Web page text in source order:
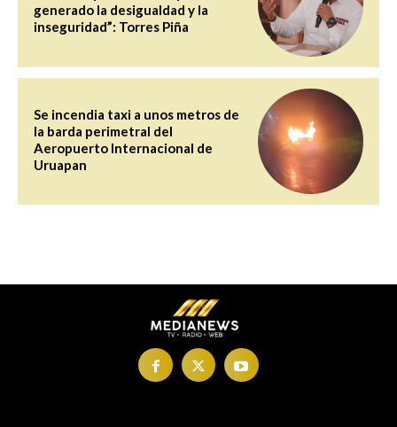
generado la desigualdad y la
inseguridad”: Torres Piña
Se incendia taxi a unos metros de
la barda perimetral del
Aeropuerto Internacional de
Uruapan